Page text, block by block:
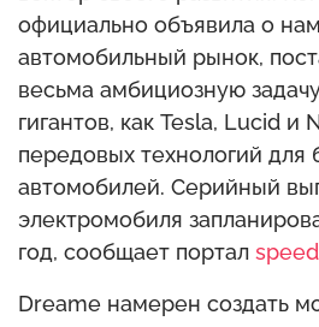
официально объявила о
автомобильный рынок,
весьма амбициозную
гигантов, как Tesla, Lucid и
передовых технологий для
автомобилей. Серийный
электромобиля
год, сообщает портал
Dreame намерен создать